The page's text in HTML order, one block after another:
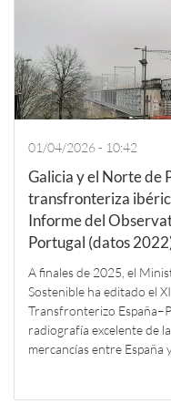
01/04/2026 - 10:42
Galicia y el Norte de
transfronteriza
Informe del
Portugal (datos
A finales de 2025, el
Sostenible ha editado el
Transfronterizo
radiografía excelente de
mercancías entre España